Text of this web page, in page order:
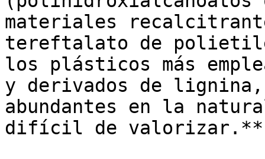
materiales
tereftalato de
los plásticos más
y derivados de lignina,
abundantes en la
difícil de valorizar.**